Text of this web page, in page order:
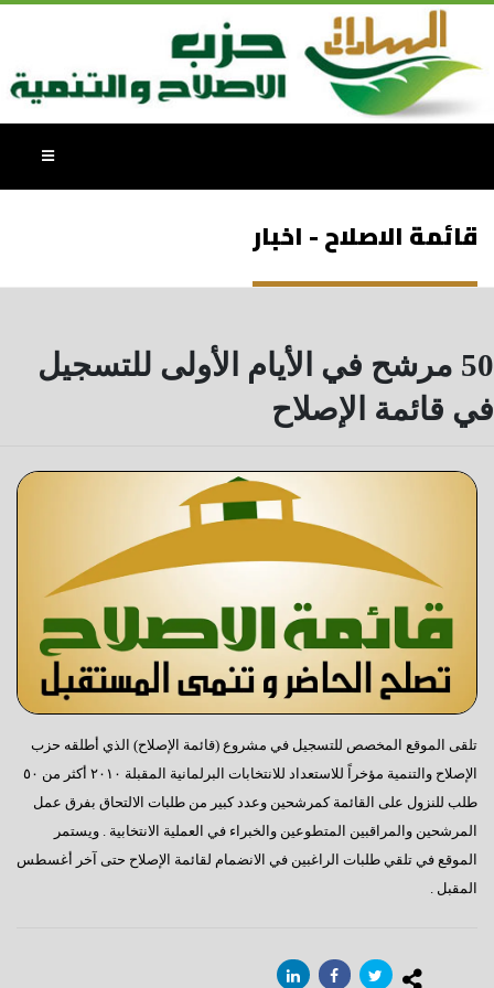
قائمة الاصلاح - اخبار
50 مرشح في الأيام الأولى للتسجيل
في قائمة الإصلاح
تلقى الموقع المخصص للتسجيل في مشروع (قائمة الإصلاح) الذي أطلقه حزب
الإصلاح والتنمية مؤخراً للاستعداد للانتخابات البرلمانية المقبلة ٢٠١٠ أكثر من ٥٠
طلب للنزول على القائمة كمرشحين وعدد كبير من طلبات الالتحاق بفرق عمل
المرشحين والمراقبين المتطوعين والخبراء في العملية الانتخابية . ويستمر
الموقع في تلقي طلبات الراغبين في الانضمام لقائمة الإصلاح حتى آخر أغسطس
المقبل .